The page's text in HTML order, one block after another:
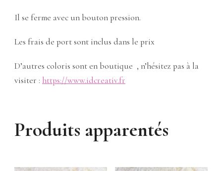
Il se ferme avec un bouton pression.
Les frais de port sont inclus dans le prix
D’autres coloris sont en boutique , n’hésitez pas à la
visiter : https://www.idcreativ.fr
Produits apparentés